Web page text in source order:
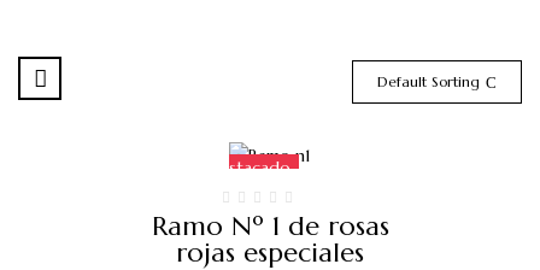
Default Sorting
Destacado
Ramo Nº 1 de rosas
rojas especiales